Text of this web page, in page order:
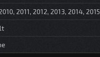
2011, 2012, 2013, 2014, 2015